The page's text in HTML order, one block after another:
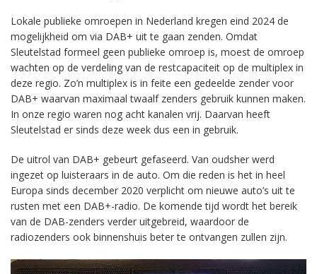
Lokale publieke omroepen in Nederland kregen eind 2024 de
mogelijkheid om via DAB+ uit te gaan zenden. Omdat
Sleutelstad formeel geen publieke omroep is, moest de omroep
wachten op de verdeling van de restcapaciteit op de multiplex in
deze regio. Zo’n multiplex is in feite een gedeelde zender voor
DAB+ waarvan maximaal twaalf zenders gebruik kunnen maken.
In onze regio waren nog acht kanalen vrij. Daarvan heeft
Sleutelstad er sinds deze week dus een in gebruik.
De uitrol van DAB+ gebeurt gefaseerd. Van oudsher werd
ingezet op luisteraars in de auto. Om die reden is het in heel
Europa sinds december 2020 verplicht om nieuwe auto’s uit te
rusten met een DAB+-radio. De komende tijd wordt het bereik
van de DAB-zenders verder uitgebreid, waardoor de
radiozenders ook binnenshuis beter te ontvangen zullen zijn.